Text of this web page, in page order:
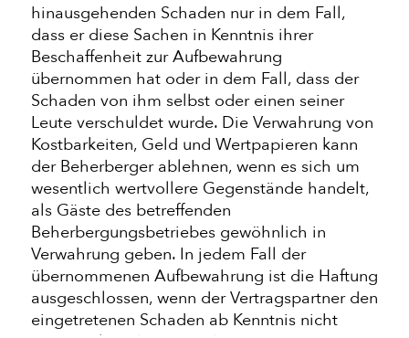
hinausgehenden Schaden nur in dem Fall,
dass er diese Sachen in Kenntnis ihrer
Beschaffenheit zur Aufbewahrung
übernommen hat oder in dem Fall, dass der
Schaden von ihm selbst oder einen seiner
Leute verschuldet wurde. Die Verwahrung von
Kostbarkeiten, Geld und Wertpapieren kann
der Beherberger ablehnen, wenn es sich um
wesentlich wertvollere Gegenstände handelt,
als Gäste des betreffenden
Beherbergungsbetriebes gewöhnlich in
Verwahrung geben. In jedem Fall der
übernommenen Aufbewahrung ist die Haftung
ausgeschlossen, wenn der Vertragspartner den
eingetretenen Schaden ab Kenntnis nicht